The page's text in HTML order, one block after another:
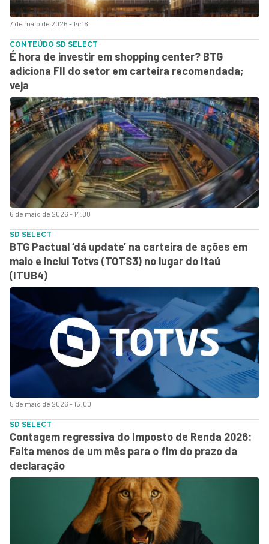
7 de maio de 2026 - 14:16
6 de maio de 2026 - 14:00
CONTEÚDO SD SELECT
É hora de investir em shopping center? BTG
adiciona FII do setor em carteira recomendada;
veja
5 de maio de 2026 - 15:00
SD SELECT
BTG Pactual ‘dá update’ na carteira de ações em
maio e inclui Totvs (TOTS3) no lugar do Itaú
(ITUB4)
SD SELECT
Contagem regressiva do Imposto de Renda 2026:
Falta menos de um mês para o fim do prazo da
declaração